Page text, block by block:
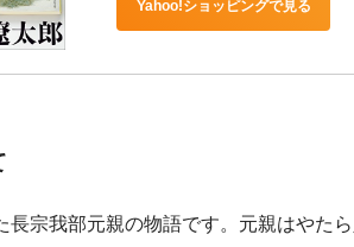
Yahoo!ショッピングで見る
長宗我部元親の物語です。元親はやた